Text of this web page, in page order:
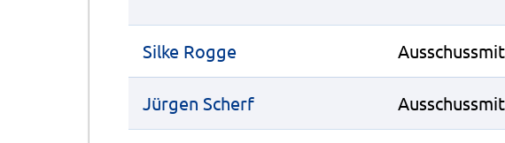
Silke Rogge
Jürgen Scherf